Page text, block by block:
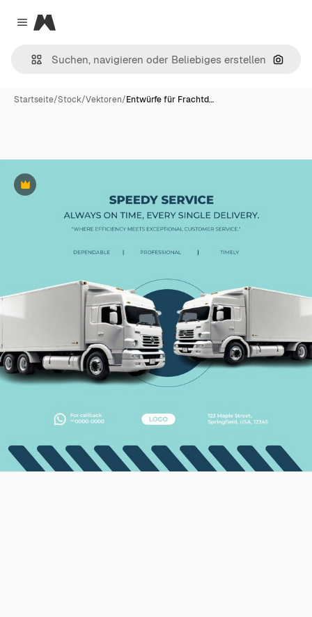
Close menu
Magnific
Nach
Startseite/Stock/Vektoren/Entwürfe für Frachtd…
Premium